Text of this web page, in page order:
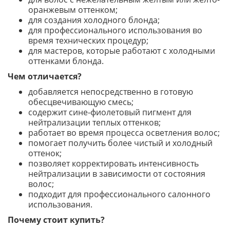
оранжевым оттенком;
для создания холодного блонда;
для профессионального использования во
время технических процедур;
для мастеров, которые работают с холодными
оттенками блонда.
Чем отличается?
добавляется непосредственно в готовую
обесцвечивающую смесь;
содержит сине-фиолетовый пигмент для
нейтрализации теплых оттенков;
работает во время процесса осветления волос;
помогает получить более чистый и холодный
оттенок;
позволяет корректировать интенсивность
нейтрализации в зависимости от состояния
волос;
подходит для профессионального салонного
использования.
Почему стоит купить?